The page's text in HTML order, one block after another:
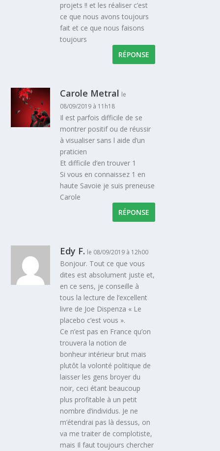
projets !! et les réaliser c’est
ce que nous avons toujours
fait et ce que nous faisons
toujours
RÉPONSE
Carole Metral le
08/09/2019 à 11h18
Il est parfois difficile de se
montrer positif ou de réussir
à visualiser sans l aide d’un
praticien
Et difficile d’en trouver 1
Si vous en connaissez 1 en
haute Savoie je suis preneuse
Carole
RÉPONSE
Edy F. le 08/09/2019 à 12h00
Bonjour. Tout ce que vous
dites est absolument juste et,
en ce sens, je conseille à
tous la lecture de l’excellent
livre de Joe Dispenza « Le
placebo c’est vous ».
Ce n’est pas en France qu’on
trouvera la notion de
bonheur intérieur brut mais
plutôt la volonté politique de
laisser les gens broyer du
noir, ceci étant beaucoup
plus profitable à un petit
nombre d’individus. Je ne
m’étendrai pas là dessus, on
va me traiter de complotiste,
mais Il faut toujours chercher